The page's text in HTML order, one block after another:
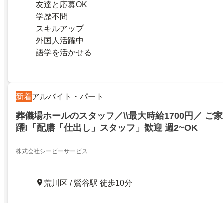
友達と応募OK
学歴不問
スキルアップ
外国人活躍中
語学を活かせる
新着アルバイト・パート
葬儀場ホールのスタッフ／\\最大時給1700円／ ご
躍!「配膳「仕出し」スタッフ」歓迎 週2~OK
株式会社シービーサービス
荒川区 / 鶯谷駅 徒歩10分